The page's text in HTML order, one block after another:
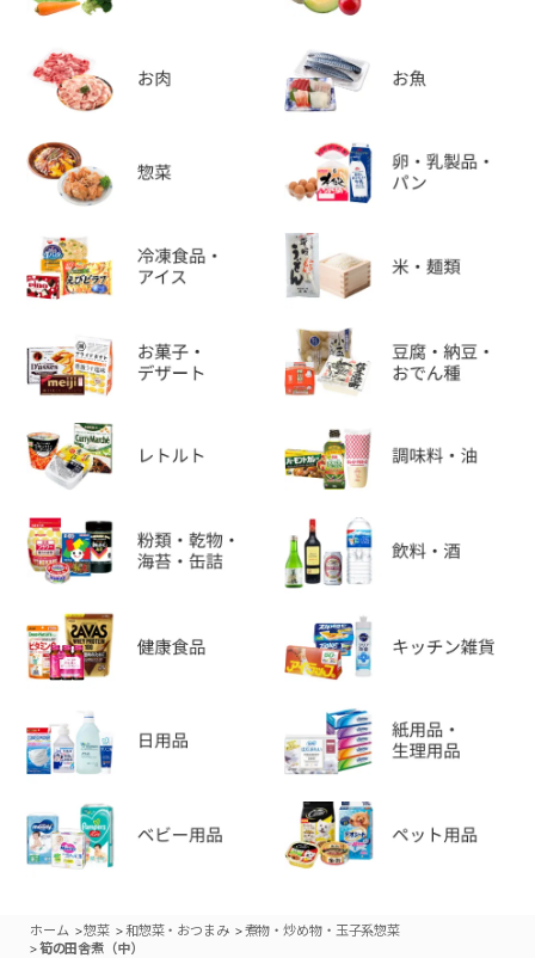
ホーム >惣菜 >和惣菜・おつまみ >煮物・炒め物・玉子系惣菜
>筍の田舎煮（中）